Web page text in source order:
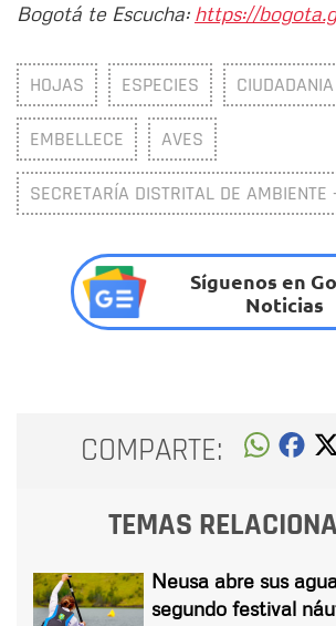
Bogotá te Escucha: https://
HOJAS ESPECIES CIUDADANIA
EMBELLECE AVES
SECRETARÍA DISTRITAL DE AMBIENTE
Síguenos en
Noticias
COMPARTE:
TEMAS
Neusa abre sus
segundo festival